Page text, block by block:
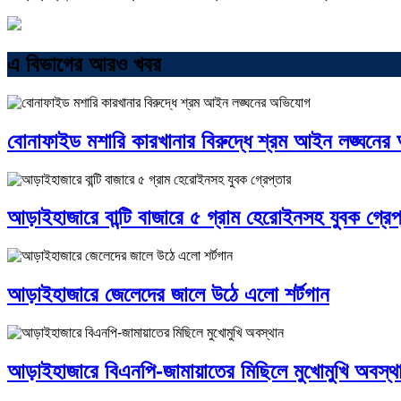
এ বিভাগের আরও খবর
বোনাফাইড মশারি কারখানার বিরুদ্ধে শ্রম আইন
আড়াইহাজারে বান্টি বাজারে ৫ গ্রাম হেরোইনসহ যুবক
আড়াইহাজারে জেলেদের জালে উঠে এলো শর্টগান
আড়াইহাজারে বিএনপি-জামায়াতের মিছিলে মুখোমুখি